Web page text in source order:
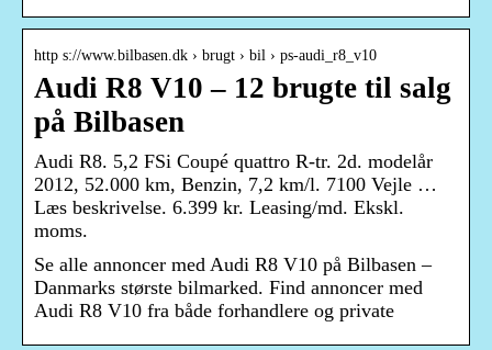
http s://www.bilbasen.dk › brugt › bil › ps-audi_r8_v10
Audi R8 V10 – 12 brugte til salg
på Bilbasen
Audi R8. 5,2 FSi Coupé quattro R-tr. 2d. modelår
2012, 52.000 km, Benzin, 7,2 km/l. 7100 Vejle …
Læs beskrivelse. 6.399 kr. Leasing/md. Ekskl.
moms.
Se alle annoncer med Audi R8 V10 på Bilbasen –
Danmarks største bilmarked. Find annoncer med
Audi R8 V10 fra både forhandlere og private